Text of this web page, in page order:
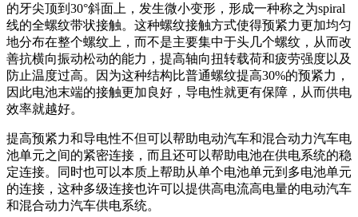
的牙尖顶到30°斜面上，发生微小变形，形成一种称之为spiral
线的全螺纹带状接触。这种螺纹接触方式使得预紧力更加均匀
地分布在整个螺纹上，而不是主要集中于头几个螺纹，从而改
善抗横向振动松动的能力，提高轴向扭转载荷和疲劳强度以及
防止温度过高。因为这种结构比普通螺纹提高30%的预紧力，
因此电池末端的接触更加良好，导电性就更有保障，从而供电
效率就越好。
提高预紧力和导电性不但可以帮助电动汽车和混合动力汽车电
池单元之间的紧密连接，而且还可以帮助电池在供电系统的稳
定连接。同时也可以本质上帮助从单个电池单元到多电池单元
的连接，这种多级连接也许可以提供高电流高电量的电动汽车
和混合动力汽车供电系统。